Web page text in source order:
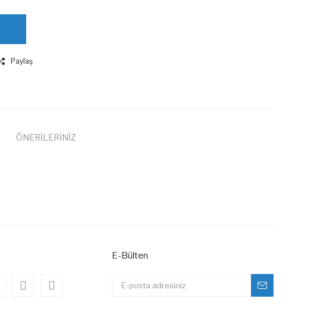
Paylaş
ÖNERİLERİNİZ
E-Bülten